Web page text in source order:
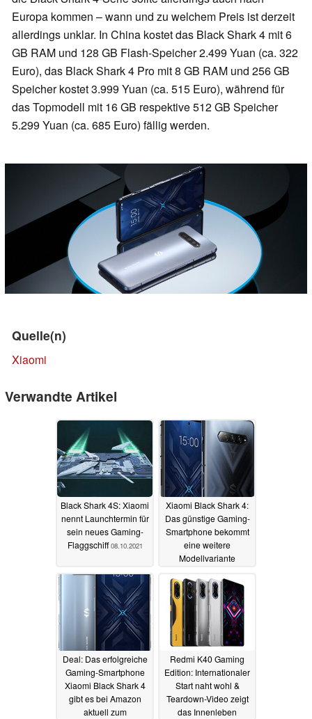
Europa kommen – wann und zu welchem Preis ist derzeit
allerdings unklar. In China kostet das Black Shark 4 mit 6
GB RAM und 128 GB Flash-Speicher 2.499 Yuan (ca. 322
Euro), das Black Shark 4 Pro mit 8 GB RAM und 256 GB
Speicher kostet 3.999 Yuan (ca. 515 Euro), während für
das Topmodell mit 16 GB respektive 512 GB Speicher
5.299 Yuan (ca. 685 Euro) fällig werden.
Quelle(n)
Xiaomi
Verwandte Artikel
Black Shark 4S: Xiaomi
nennt Launchtermin für
sein neues Gaming-
Flaggschiff08.10.2021
Xiaomi Black Shark 4:
Das günstige Gaming-
Smartphone bekommt
eine weitere
Modellvariante
Deal: Das erfolgreiche
Gaming-Smartphone
Xiaomi Black Shark 4
gibt es bei Amazon
aktuell zum
Redmi K40 Gaming
Edition: Internationaler
Start naht wohl &
Teardown-Video zeigt
das Innenleben